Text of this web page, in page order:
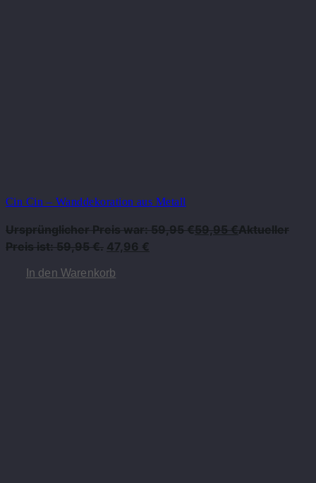
Cin Cin – Wanddekoration aus Metall
Ursprünglicher Preis war: 59,95 €59,95€Aktueller
Preis ist: 59,95 €. 47,96 €
In den Warenkorb